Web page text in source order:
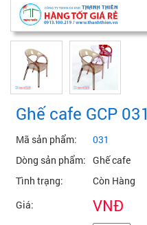
Ghế cafe GCP 031
Mã sản phẩm:
031
Dòng sản phẩm: Ghế cafe
Tình trạng:
Còn Hàng
Giá:
VNĐ